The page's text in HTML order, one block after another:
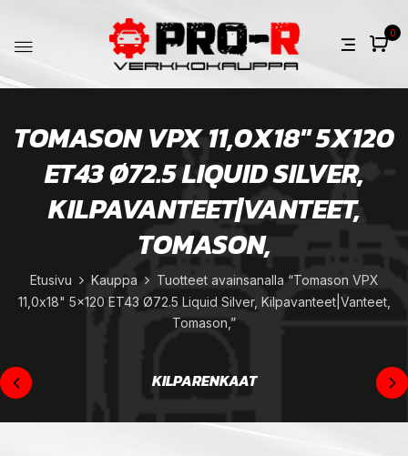
0
TOMASON VPX 11,0X18" 5X120
ET43 Ø72.5 LIQUID SILVER,
KILPAVANTEET|VANTEET,
TOMASON,
Etusivu Kauppa
Tuotteet avainsanalla “Tomason VPX
11,0x18" 5x120 ET43 Ø72.5 Liquid Silver, Kilpavanteet|Vanteet,
Tomason,”
KILPARENKAAT